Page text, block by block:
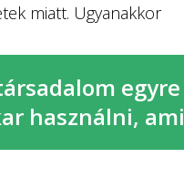
miatt. Ugyanakkor
használni,